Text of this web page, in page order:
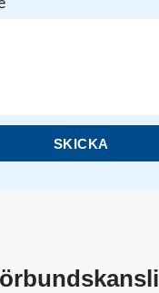
SKICKA